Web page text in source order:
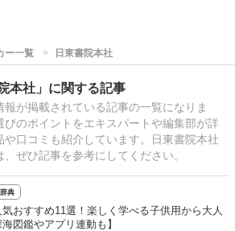
ー一覧 日東書院本社
本社」に関する記事
報が掲載されている記事の一覧になりま
のポイントをエキスパートや編集部が詳
や口コミも紹介しています。日東書院本社
ぜひ記事を参考にしてください。
典
おすすめ11選！楽しく学べる子供用から大人
図鑑やアプリ連動も】